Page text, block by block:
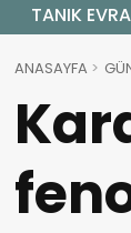
TANIK
ANASAYFA